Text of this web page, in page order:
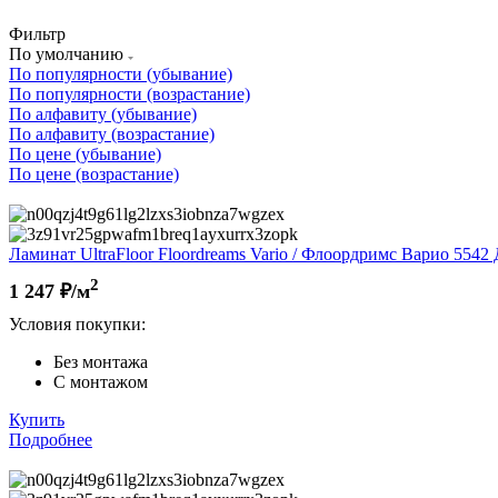
Фильтр
По умолчанию
По популярности (убывание)
По популярности (возрастание)
По алфавиту (убывание)
По алфавиту (возрастание)
По цене (убывание)
По цене (возрастание)
Ламинат UltraFloor Floordreams Vario / Флоордримс Варио 5542
1 247 ₽/м2
Условия покупки:
Без монтажа
С монтажом
Купить
Подробнее